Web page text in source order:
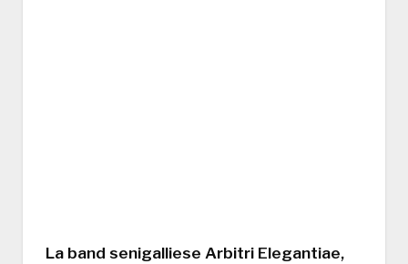
La band senigalliese Arbitri Elegantiae,